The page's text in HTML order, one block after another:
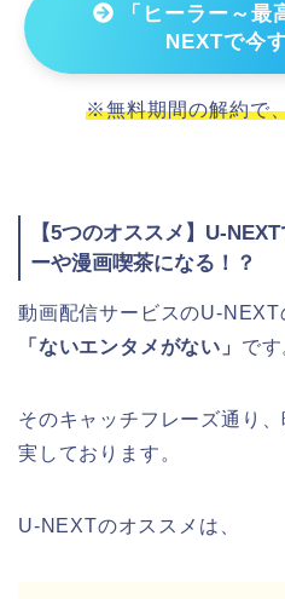
「ヒーラー～最
NEXTで今
※無料期間の解約で
【5つのオススメ】U-
ーや漫画喫茶になる！？
動画配信サービスのU-NEXT
「ないエンタメがない」 です
そのキャッチフレーズ通り
実しております。
U-NEXTのオススメは、